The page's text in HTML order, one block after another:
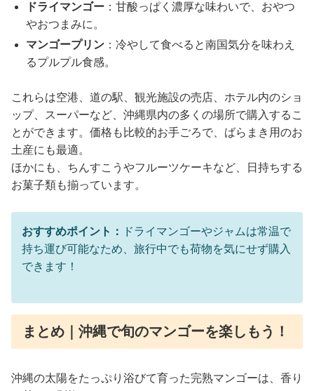
ドライマンゴー ：甘酸っぱく濃厚な味わいで、おやつ
やおつまみに。
マンゴープリン ：冷やして食べると南国気分を味わえ
るプルプル食感。
これらは空港、道の駅、観光施設の売店、ホテル内のショ
ップ、スーパーなど、沖縄県内の多くの場所で購入するこ
とができます。価格も比較的お手ごろで、ばらまき用のお
土産にも最適。
ほかにも、ちんすこうやフルーツケーキなど、日持ちする
お菓子類も揃っています。
おすすめポイント：
ドライマンゴーやジャムは常温で
持ち運び可能なため、旅行中でも荷物を気にせず購入
できます！
まとめ｜沖縄で旬のマンゴーを楽しもう！
沖縄の太陽をたっぷり浴びて育った完熟マンゴーは、香り